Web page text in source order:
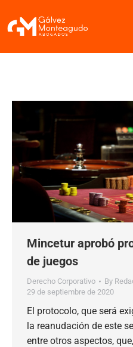
Mincetur aprobó
de juegos
Derecho Corporativo By
29 de septiembre de 2020
El protocolo, que será
la reanudación de este
entre otros aspectos,